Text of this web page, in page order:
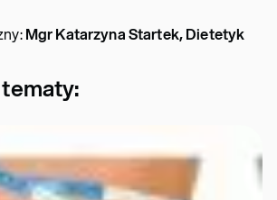
Mgr Katarzyna Startek, Dietetyk